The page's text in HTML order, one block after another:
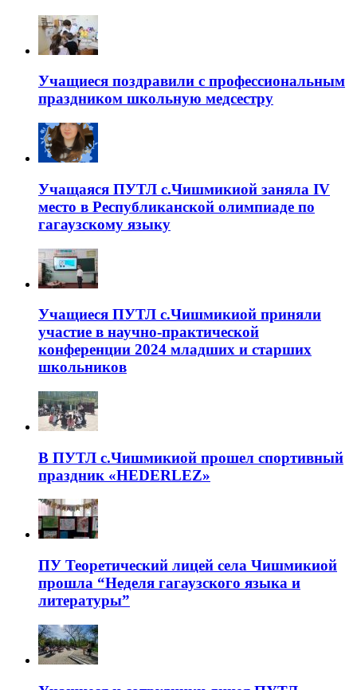
Учащиеся поздравили с профессиональным
праздником школьную медсестру
Учащаяся ПУТЛ с.Чишмикиой заняла IV
место в Республиканской олимпиаде по
гагаузскому языку
Учащиеся ПУТЛ с.Чишмикиой приняли
участие в научно-практической
конференции 2024 младших и старших
школьников
В ПУТЛ с.Чишмикиой прошел спортивный
праздник «HEDERLEZ»
ПУ Теоретический лицей села Чишмикиой
прошла “Неделя гагаузского языка и
литературы”